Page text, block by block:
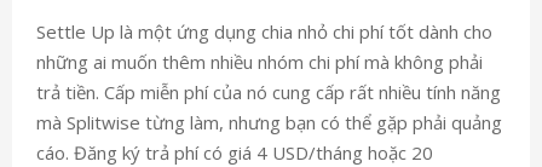
Settle Up là một ứng dụng chia nhỏ chi phí tốt dành cho
những ai muốn thêm nhiều nhóm chi phí mà không phải
trả tiền. Cấp miễn phí của nó cung cấp rất nhiều tính năng
mà Splitwise từng làm, nhưng bạn có thể gặp phải quảng
cáo. Đăng ký trả phí có giá 4 USD/tháng hoặc 20